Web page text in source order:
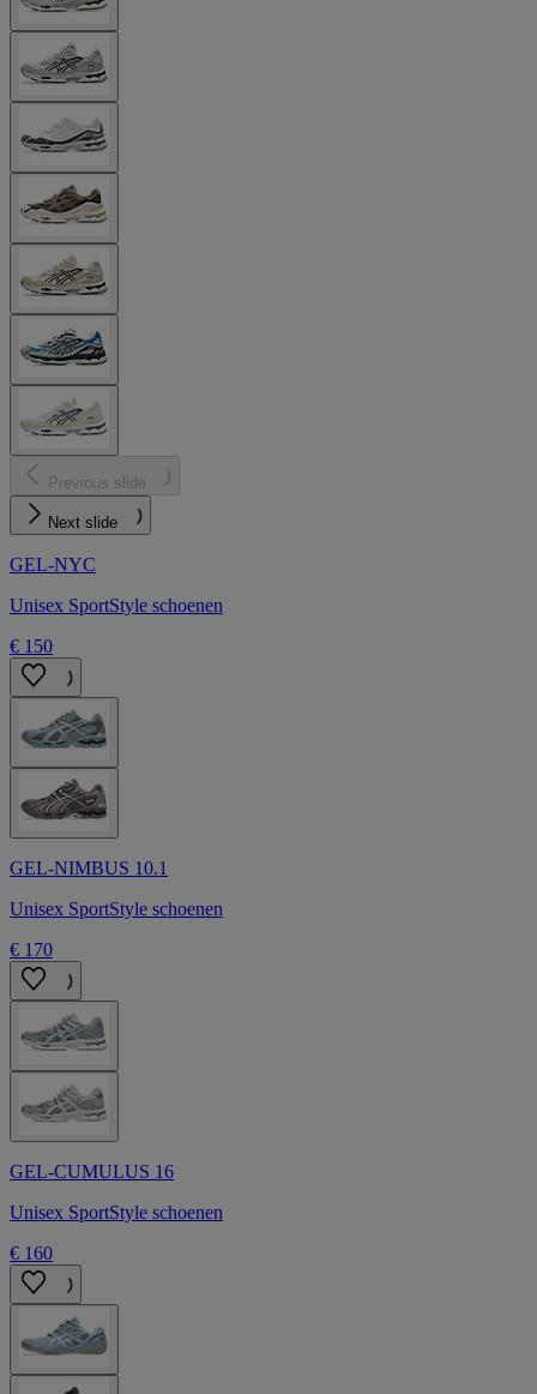
Previous slide
Next slide
GEL-NYC
Unisex SportStyle schoenen
€ 150
GEL-NIMBUS 10.1
Unisex SportStyle schoenen
€ 170
GEL-CUMULUS 16
Unisex SportStyle schoenen
€ 160